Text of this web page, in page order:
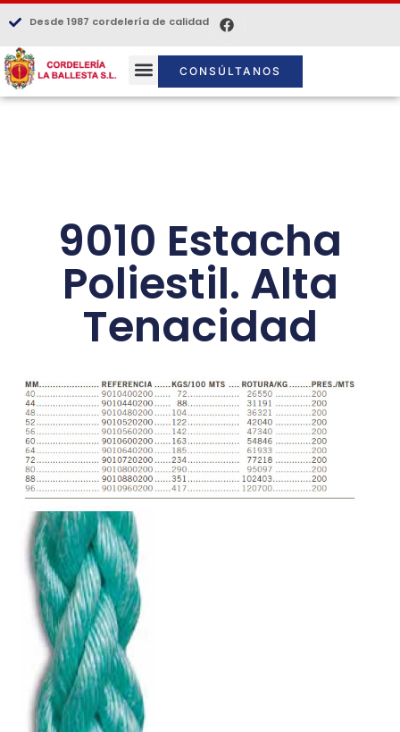
Desde 1987 cordelería de calidad
CONSÚLTANOS
9010 Estacha
Poliestil. Alta
Tenacidad